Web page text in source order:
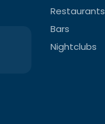
Restaurants
Bars
Nightclubs